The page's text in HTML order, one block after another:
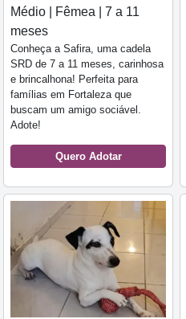
Médio | Fêmea | 7 a 11
meses
Conheça a Safira, uma cadela
SRD de 7 a 11 meses, carinhosa
e brincalhona! Perfeita para
famílias em Fortaleza que
buscam um amigo sociável.
Adote!
Quero Adotar